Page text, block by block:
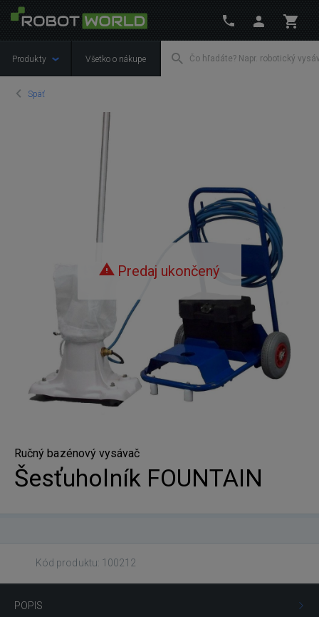
Produkty Všetko o nákupe
Späť
Predaj ukončený
Ručný bazénový vysávač
Šesťuholník FOUNTAIN
Kód produktu: 100212
POPIS